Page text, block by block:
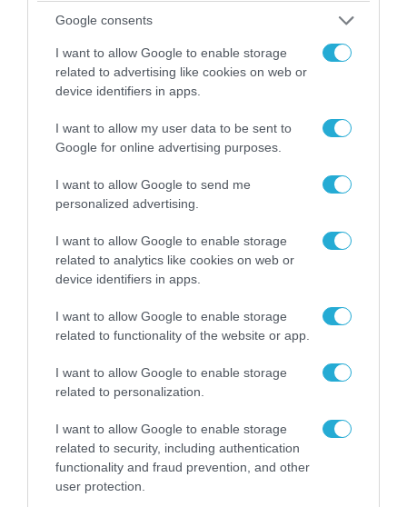
Google consents
I want to allow Google to enable storage
related to advertising like cookies on web or
device identifiers in apps.
I want to allow my user data to be sent to
Google for online advertising purposes.
I want to allow Google to send me
personalized advertising.
I want to allow Google to enable storage
related to analytics like cookies on web or
device identifiers in apps.
I want to allow Google to enable storage
related to functionality of the website or app.
I want to allow Google to enable storage
related to personalization.
I want to allow Google to enable storage
related to security, including authentication
functionality and fraud prevention, and other
user protection.
06.08.2026 | 21:02
«Σταματήστε τον Τραμπ αλλιώς θα σας
χτυπήσουμε σκληρά»
Ουκρανία: Αποκαλύφθηκε ο αριθμός των
ξένων εθελοντών που πολεμούν για το Κίεβο